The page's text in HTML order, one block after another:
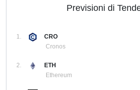
Previsioni di
1.
CRO
Cronos
2.
ETH
Ethereum